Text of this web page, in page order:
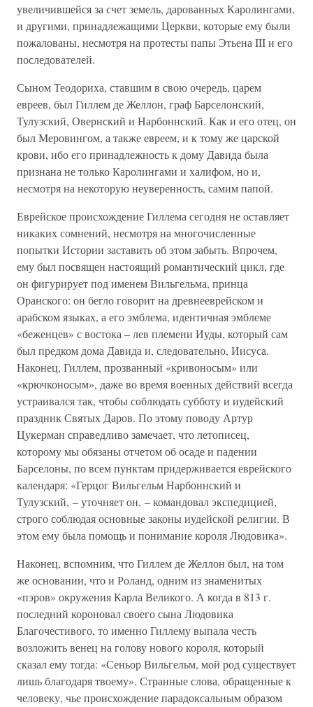
увеличившейся за счет земель, дарованных Каролингами,
и другими, принадлежащими Церкви, которые ему были
пожалованы, несмотря на протесты папы Этьена III и его
последователей.
Сыном Теодориха, ставшим в свою очередь, царем
евреев, был Гиллем де Желлон, граф Барселонский,
Тулузский, Овернский и Нарбоннский. Как и его отец, он
был Меровингом, а также евреем, и к тому же царской
крови, ибо его принадлежность к дому Давида была
признана не только Каролингами и халифом, но и,
несмотря на некоторую неуверенность, самим папой.
Еврейское происхождение Гиллема сегодня не оставляет
никаких сомнений, несмотря на многочисленные
попытки Истории заставить об этом забыть. Впрочем,
ему был посвящен настоящий романтический цикл, где
он фигурирует под именем Вильгельма, принца
Оранского: он бегло говорит на древнееврейском и
арабском языках, а его эмблема, идентичная эмблеме
«беженцев» с востока – лев племени Иуды, который сам
был предком дома Давида и, следовательно, Иисуса.
Наконец, Гиллем, прозванный «кривоносым» или
«крючконосым», даже во время военных действий всегда
устраивался так, чтобы соблюдать субботу и иудейский
праздник Святых Даров. По этому поводу Артур
Цукерман справедливо замечает, что летописец,
которому мы обязаны отчетом об осаде и падении
Барселоны, по всем пунктам придерживается еврейского
календаря: «Герцог Вильгельм Нарбоннский и
Тулузский, – уточняет он, – командовал экспедицией,
строго соблюдая основные законы иудейской религии. В
этом ему была помощь и понимание короля Людовика».
Наконец, вспомним, что Гиллем де Желлон был, на том
же основании, что и Роланд, одним из знаменитых
«пэров» окружения Карла Великого. А когда в 813 г.
последний короновал своего сына Людовика
Благочестивого, то именно Гиллему выпала честь
возложить венец на голову нового короля, который
сказал ему тогда: «Сеньор Вильгельм, мой род существует
лишь благодаря твоему». Странные слова, обращенные к
человеку, чье происхождение парадоксальным образом